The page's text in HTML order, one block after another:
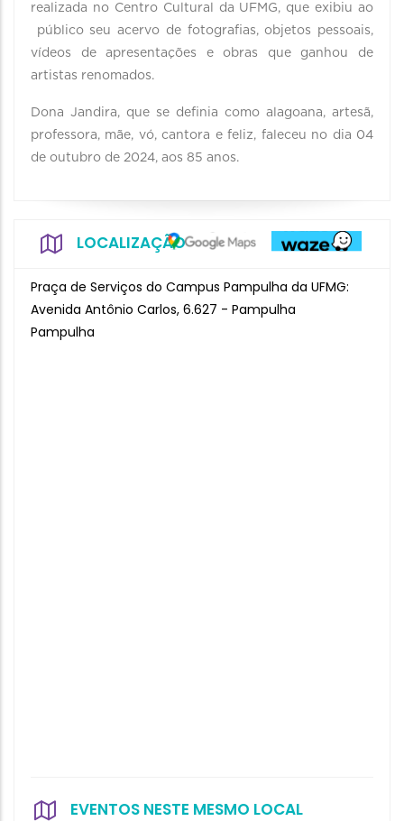
realizada no Centro Cultural da UFMG, que exibiu ao
público seu acervo de fotografias, objetos pessoais,
vídeos de apresentações e obras que ganhou de
artistas renomados.
Dona Jandira, que se definia como alagoana, artesã,
professora, mãe, vó, cantora e feliz, faleceu no dia 04
de outubro de 2024, aos 85 anos.
LOCALIZAÇÃO
Praça de Serviços do Campus Pampulha da UFMG:
Avenida Antônio Carlos, 6.627 - Pampulha
Pampulha
EVENTOS NESTE MESMO LOCAL